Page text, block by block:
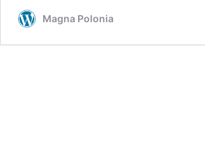
Magna Polonia